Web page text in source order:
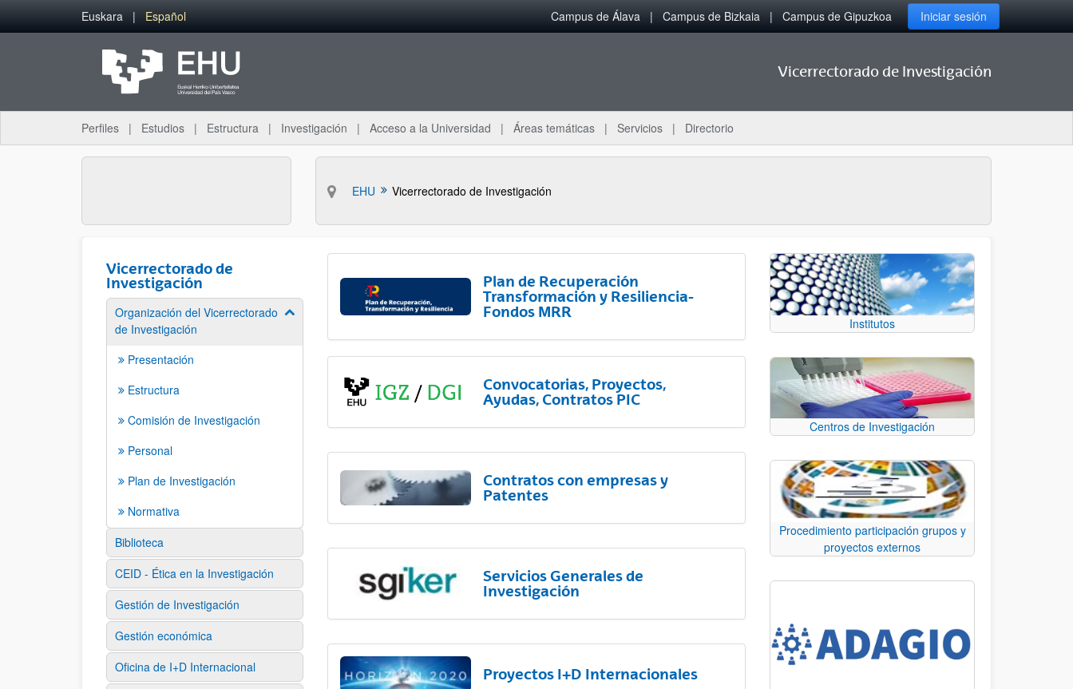
Saltar al contenido principal
Euskara Español Campus de Álava Campus de Bizkaia Campus de Gipuzkoa Iniciar sesión
Vicerrectorado de Investigación
Perfiles Estudios Estructura Investigación Acceso a la Universidad Áreas temáticas Servicios Directorio
EHU Vicerrectorado de Investigación
Vicerrectorado de
Investigación
Organización del Vicerrectorado
de Investigación
Mostrar/ocultar subpáginas
Presentación
Estructura
Comisión de Investigación
Personal
Plan de Investigación
Normativa
Biblioteca
CEID - Ética en la Investigación
Gestión de Investigación
Gestión económica
Oficina de I+D Internacional
Plan de Recuperación
Transformación y Resiliencia-
Fondos MRR
Convocatorias, Proyectos,
Ayudas, Contratos PIC
Contratos con empresas y
Patentes
Servicios Generales de
Investigación
Proyectos I+D Internacionales
Institutos
Centros de Investigación
Procedimiento participación grupos y
proyectos externos